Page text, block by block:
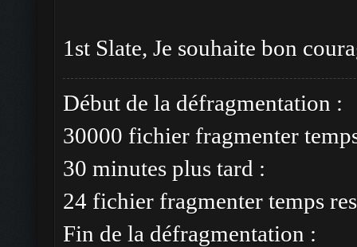
1st Slate, Je souhaite bon
Début de la défragmentation :
30000 fichier fragmenter
30 minutes plus tard :
24 fichier fragmenter temps
Fin de la défragmentation :